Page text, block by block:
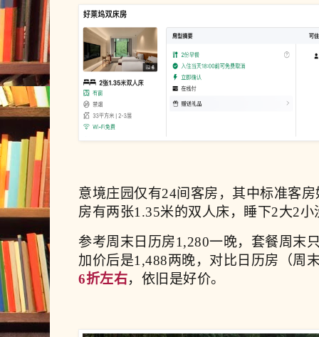
意境庄园仅有24间客房，其中标准客
房有两张1.35米的双人床，睡下2大2小
参考周末日历房1,280一晚，套餐周末
加价后是1,488两晚，对比日历房（周
6折左右，依旧是好价。